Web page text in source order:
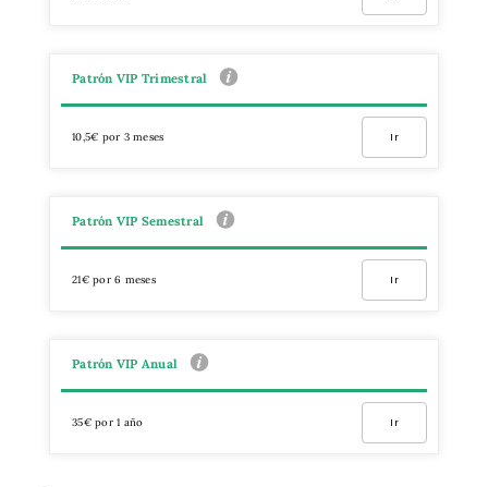
Patrón VIP Trimestral
10,5€ por 3 meses Ir
Patrón VIP Semestral
21€ por 6 meses Ir
Patrón VIP Anual
35€ por 1 año Ir